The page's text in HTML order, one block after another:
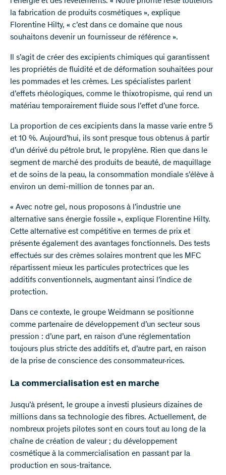
la fabrication de produits cosmétiques », explique
Florentine Hilty, « c’est dans ce domaine que nous
souhaitons devenir un fournisseur de référence ».
Il s’agit de créer des excipients chimiques qui garantissent
les propriétés de fluidité et de déformation souhaitées pour
les pommades et les crèmes. Les spécialistes parlent
d’effets rhéologiques, comme le thixotropisme, qui rend un
matériau temporairement fluide sous l’effet d’une force.
La proportion de ces excipients dans la masse varie entre 5
et 10 %. Aujourd’hui, ils sont presque tous obtenus à partir
d’un dérivé du pétrole brut, le propylène. Rien que dans le
segment de marché des produits de beauté, de maquillage
et de soins de la peau, la consommation mondiale s’élève à
environ un demi-million de tonnes par an.
« Avec notre gel, nous proposons à l’industrie une
alternative sans énergie fossile », explique Florentine Hilty.
Cette alternative est compétitive en termes de prix et
présente également des avantages fonctionnels. Des tests
effectués sur des crèmes solaires montrent que les MFC
répartissent mieux les particules protectrices que les
additifs conventionnels, augmentant ainsi l’indice de
protection.
Dans ce contexte, le groupe Weidmann se positionne
comme partenaire de développement d’un secteur sous
pression : d’une part, en raison d’une réglementation
toujours plus stricte des additifs et, d’autre part, en raison
de la prise de conscience des consommateur·rices.
La commercialisation est en marche
Jusqu’à présent, le groupe a investi plusieurs dizaines de
millions dans sa technologie des fibres. Actuellement, de
nombreux projets pilotes sont en cours tout au long de la
chaîne de création de valeur ; du développement
cosmétique à la commercialisation en passant par la
production en sous-traitance.